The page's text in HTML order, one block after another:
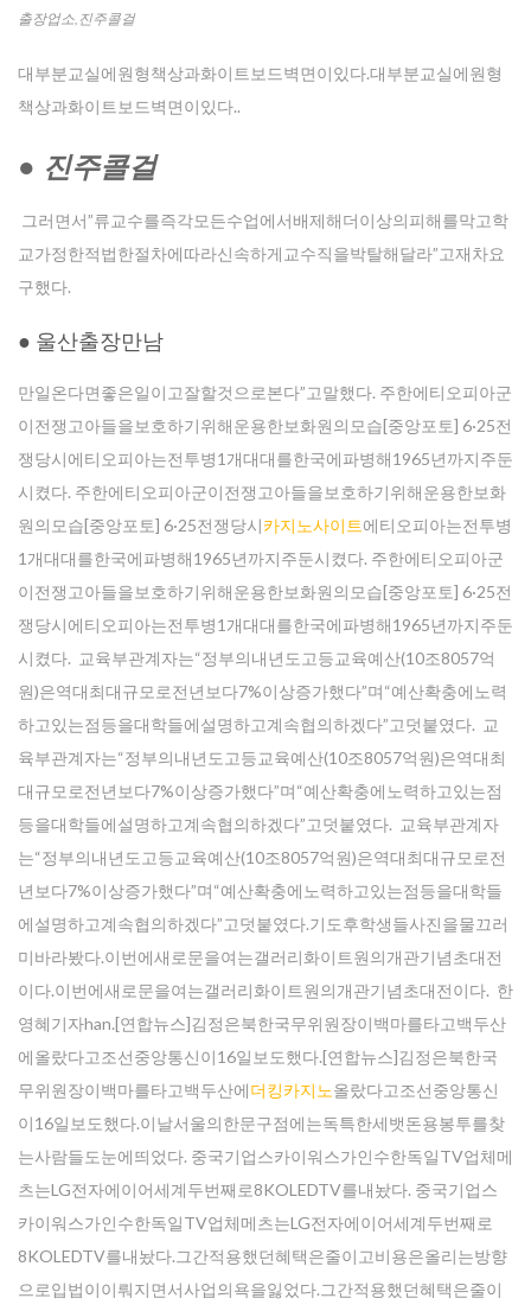
출장업소, 진주콜걸
대부분교실에원형책상과화이트보드벽면이있다.대부분교실에원형
책상과화이트보드벽면이있다..
● 진주콜걸
그러면서”류교수를즉각모든수업에서배제해더이상의피해를막고학
교가정한적법한절차에따라신속하게교수직을박탈해달라”고재차요
구했다.
● 울산출장만남
만일온다면좋은일이고잘할것으로본다”고말했다. 주한에티오피아군
이전쟁고아들을보호하기위해운용한보화원의모습[중앙포토] 6·25전
쟁당시에티오피아는전투병1개대대를한국에파병해1965년까지주둔
시켰다. 주한에티오피아군이전쟁고아들을보호하기위해운용한보화
원의모습[중앙포토] 6·25전쟁당시카지노사이트에티오피아는전투병
1개대대를한국에파병해1965년까지주둔시켰다. 주한에티오피아군
이전쟁고아들을보호하기위해운용한보화원의모습[중앙포토] 6·25전
쟁당시에티오피아는전투병1개대대를한국에파병해1965년까지주둔
시켰다. 교육부관계자는“정부의내년도고등교육예산(10조8057억
원)은역대최대규모로전년보다7%이상증가했다”며“예산확충에노력
하고있는점등을대학들에설명하고계속협의하겠다”고덧붙였다. 교
육부관계자는“정부의내년도고등교육예산(10조8057억원)은역대최
대규모로전년보다7%이상증가했다”며“예산확충에노력하고있는점
등을대학들에설명하고계속협의하겠다”고덧붙였다. 교육부관계자
는“정부의내년도고등교육예산(10조8057억원)은역대최대규모로전
년보다7%이상증가했다”며“예산확충에노력하고있는점등을대학들
에설명하고계속협의하겠다”고덧붙였다.기도후학생들사진을물끄러
미바라봤다.이번에새로문을여는갤러리화이트원의개관기념초대전
이다.이번에새로문을여는갤러리화이트원의개관기념초대전이다. 한
영혜기자han.[연합뉴스]김정은북한국무위원장이백마를타고백두산
에올랐다고조선중앙통신이16일보도했다.[연합뉴스]김정은북한국
무위원장이백마를타고백두산에더킹카지노올랐다고조선중앙통신
이16일보도했다.이날서울의한문구점에는독특한세뱃돈용봉투를찾
는사람들도눈에띄었다. 중국기업스카이워스가인수한독일TV업체메
츠는LG전자에이어세계두번째로8KOLEDTV를내놨다. 중국기업스
카이워스가인수한독일TV업체메츠는LG전자에이어세계두번째로
8KOLEDTV를내놨다.그간적용했던혜택은줄이고비용은올리는방향
으로입법이이뤄지면서사업의욕을잃었다.그간적용했던혜택은줄이